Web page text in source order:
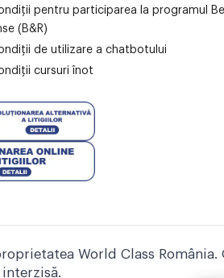
pentru participarea la programul
(B&R)
de utilizare a chatbotului
cursuri înot
World Class